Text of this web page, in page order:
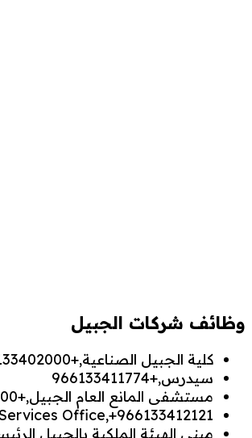
وظائف شركات الجبيل
كلية الجبيل الصناعية,+966133402000
سيدرس,+966133411774
مستشفى المانع العام الجبيل,+966133412000
Office,+966133412121
مبنى الهيئة الملكية بالجبيل